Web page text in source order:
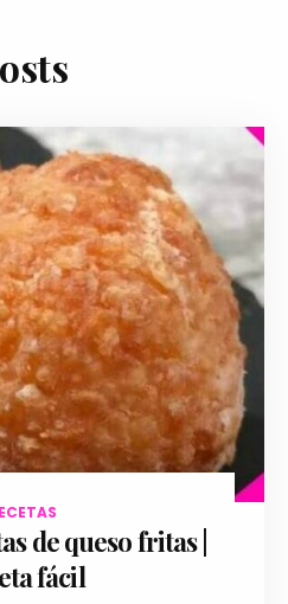
January 18, 2018
de queso fritas |
fácil